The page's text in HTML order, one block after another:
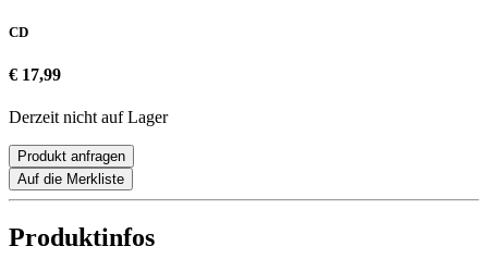
CD
€ 17,99
Derzeit nicht auf Lager
Produkt anfragen
Auf die Merkliste
Produktinfos